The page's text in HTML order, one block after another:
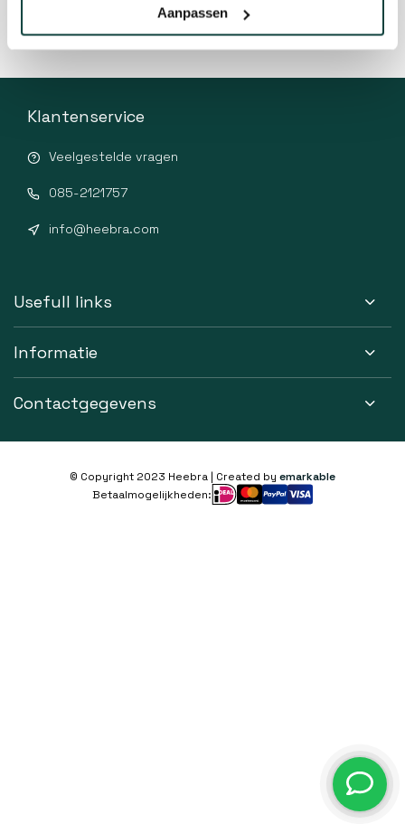
Aanpassen
Klantenservice
Veelgestelde vragen
085-2121757
info@heebra.com
Usefull links
Informatie
Contactgegevens
© Copyright 2023 Heebra | Created by emarkable
Betaalmogelijkheden: